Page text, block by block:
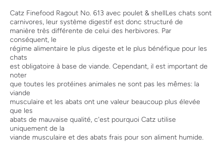
Catz Finefood Ragout No. 613 avec poulet & shellLes chats sont
carnivores, leur système digestif est donc structuré de
manière très différente de celui des herbivores. Par
conséquent, le
régime alimentaire le plus digeste et le plus bénéfique pour les
chats
est obligatoire à base de viande. Cependant, il est important de
noter
que toutes les protéines animales ne sont pas les mêmes: la
viande
musculaire et les abats ont une valeur beaucoup plus élevée
que les
abats de mauvaise qualité, c'est pourquoi Catz utilise
uniquement de la
viande musculaire et des abats frais pour son aliment humide.